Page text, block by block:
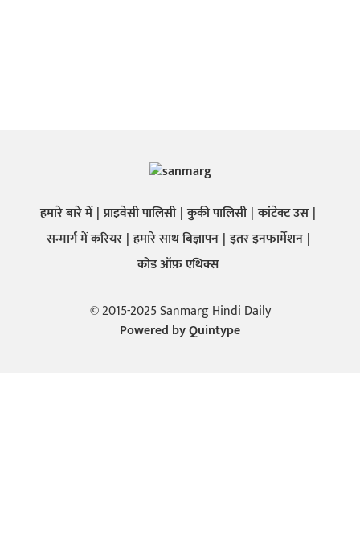
हमारे बारे में प्राइवेसी पालिसी कुकी पालिसी कांटेक्ट उस
सन्मार्ग में करियर हमारे साथ बिज्ञापन इतर इनफार्मेशन
कोड ऑफ़ एथिक्स
© 2015-2025 Sanmarg Hindi Daily
Powered byQuintype